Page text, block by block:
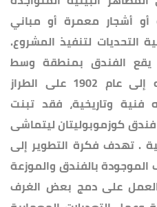
أو أشجار معمرة أو مباني
التحديات لتنفيذ المشروع.
يقع الفندق بمنطقة وسط
القاهرة ويعود تاريخ إنشاءه إلى عام 1902 على الطراز
وتاريخية، فقد تبنت
كوزموبوليتان ليتماشى
. تهدف فكرة التطوير إلى
الموجودة بالفندق والموزعة
على دمج بعض الغرف